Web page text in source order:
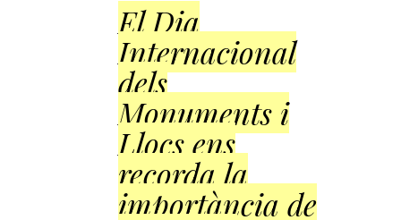
El Dia
Internacional
dels
Monuments i
Llocs ens
recorda la
importància de